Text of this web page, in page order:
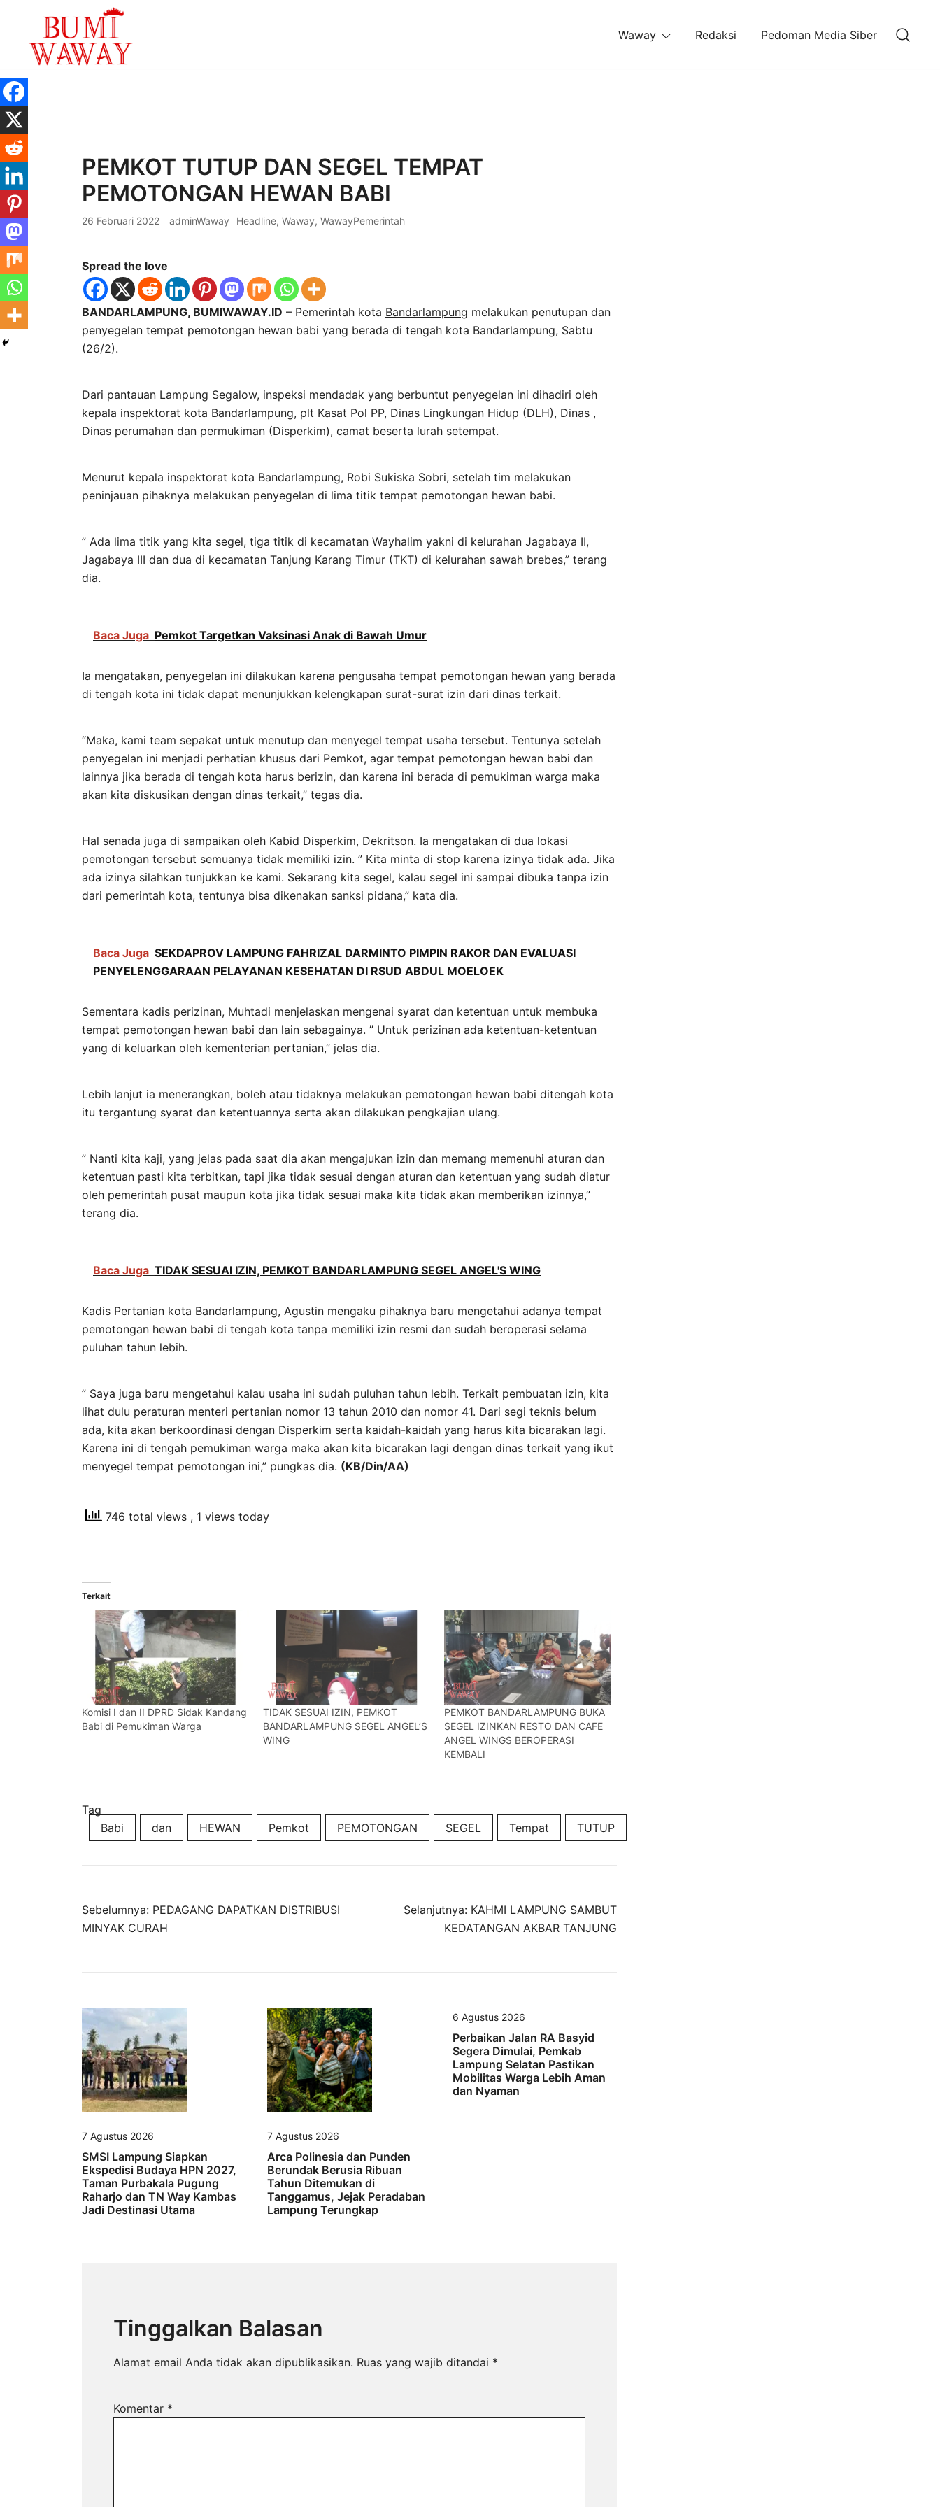
konten
Waway Redaksi Pedoman Media Siber
PEMKOT TUTUP DAN SEGEL TEMPAT
PEMOTONGAN HEWAN BABI
26 Februari 2022 adminWaway Headline, Waway, WawayPemerintah
Spread the love
BANDARLAMPUNG, BUMIWAWAY.ID – Pemerintah kota Bandarlampung melakukan penutupan dan
penyegelan tempat pemotongan hewan babi yang berada di tengah kota Bandarlampung, Sabtu
(26/2).
Dari pantauan Lampung Segalow, inspeksi mendadak yang berbuntut penyegelan ini dihadiri oleh
kepala inspektorat kota Bandarlampung, plt Kasat Pol PP, Dinas Lingkungan Hidup (DLH), Dinas ,
Dinas perumahan dan permukiman (Disperkim), camat beserta lurah setempat.
Menurut kepala inspektorat kota Bandarlampung, Robi Sukiska Sobri, setelah tim melakukan
peninjauan pihaknya melakukan penyegelan di lima titik tempat pemotongan hewan babi.
” Ada lima titik yang kita segel, tiga titik di kecamatan Wayhalim yakni di kelurahan Jagabaya II,
Jagabaya III dan dua di kecamatan Tanjung Karang Timur (TKT) di kelurahan sawah brebes,” terang
dia.
Baca Juga Pemkot Targetkan Vaksinasi Anak di Bawah Umur
Ia mengatakan, penyegelan ini dilakukan karena pengusaha tempat pemotongan hewan yang berada
di tengah kota ini tidak dapat menunjukkan kelengkapan surat-surat izin dari dinas terkait.
“Maka, kami team sepakat untuk menutup dan menyegel tempat usaha tersebut. Tentunya setelah
penyegelan ini menjadi perhatian khusus dari Pemkot, agar tempat pemotongan hewan babi dan
lainnya jika berada di tengah kota harus berizin, dan karena ini berada di pemukiman warga maka
akan kita diskusikan dengan dinas terkait,” tegas dia.
Hal senada juga di sampaikan oleh Kabid Disperkim, Dekritson. Ia mengatakan di dua lokasi
pemotongan tersebut semuanya tidak memiliki izin. ” Kita minta di stop karena izinya tidak ada. Jika
ada izinya silahkan tunjukkan ke kami. Sekarang kita segel, kalau segel ini sampai dibuka tanpa izin
dari pemerintah kota, tentunya bisa dikenakan sanksi pidana,” kata dia.
Baca Juga SEKDAPROV LAMPUNG FAHRIZAL DARMINTO PIMPIN RAKOR DAN EVALUASI
PENYELENGGARAAN PELAYANAN KESEHATAN DI RSUD ABDUL MOELOEK
Sementara kadis perizinan, Muhtadi menjelaskan mengenai syarat dan ketentuan untuk membuka
tempat pemotongan hewan babi dan lain sebagainya. ” Untuk perizinan ada ketentuan-ketentuan
yang di keluarkan oleh kementerian pertanian,” jelas dia.
Lebih lanjut ia menerangkan, boleh atau tidaknya melakukan pemotongan hewan babi ditengah kota
itu tergantung syarat dan ketentuannya serta akan dilakukan pengkajian ulang.
” Nanti kita kaji, yang jelas pada saat dia akan mengajukan izin dan memang memenuhi aturan dan
ketentuan pasti kita terbitkan, tapi jika tidak sesuai dengan aturan dan ketentuan yang sudah diatur
oleh pemerintah pusat maupun kota jika tidak sesuai maka kita tidak akan memberikan izinnya,”
terang dia.
Baca Juga TIDAK SESUAI IZIN, PEMKOT BANDARLAMPUNG SEGEL ANGEL'S WING
Kadis Pertanian kota Bandarlampung, Agustin mengaku pihaknya baru mengetahui adanya tempat
pemotongan hewan babi di tengah kota tanpa memiliki izin resmi dan sudah beroperasi selama
puluhan tahun lebih.
” Saya juga baru mengetahui kalau usaha ini sudah puluhan tahun lebih. Terkait pembuatan izin, kita
lihat dulu peraturan menteri pertanian nomor 13 tahun 2010 dan nomor 41. Dari segi teknis belum
ada, kita akan berkoordinasi dengan Disperkim serta kaidah-kaidah yang harus kita bicarakan lagi.
Karena ini di tengah pemukiman warga maka akan kita bicarakan lagi dengan dinas terkait yang ikut
menyegel tempat pemotongan ini,” pungkas dia. (KB/Din/AA)
746 total views , 1 views today
Terkait
Komisi I dan II DPRD Sidak Kandang
Babi di Pemukiman Warga
TIDAK SESUAI IZIN, PEMKOT
BANDARLAMPUNG SEGEL ANGEL’S
WING
PEMKOT BANDARLAMPUNG BUKA
SEGEL IZINKAN RESTO DAN CAFE
ANGEL WINGS BEROPERASI
KEMBALI
Tag
Babi
dan HEWAN Pemkot PEMOTONGAN SEGEL Tempat TUTUP
Navigasi
Sebelumnya: PEDAGANG DAPATKAN DISTRIBUSI
MINYAK CURAH
Selanjutnya: KAHMI LAMPUNG SAMBUT
KEDATANGAN AKBAR TANJUNG
7 Agustus 2026
SMSI Lampung Siapkan
Ekspedisi Budaya HPN 2027,
Taman Purbakala Pugung
Raharjo dan TN Way Kambas
Jadi Destinasi Utama
7 Agustus 2026
Arca Polinesia dan Punden
Berundak Berusia Ribuan
Tahun Ditemukan di
Tanggamus, Jejak Peradaban
Lampung Terungkap
6 Agustus 2026
Perbaikan Jalan RA Basyid
Segera Dimulai, Pemkab
Lampung Selatan Pastikan
Mobilitas Warga Lebih Aman
dan Nyaman
Tinggalkan Balasan
Alamat email Anda tidak akan dipublikasikan. Ruas yang wajib ditandai *
Komentar *